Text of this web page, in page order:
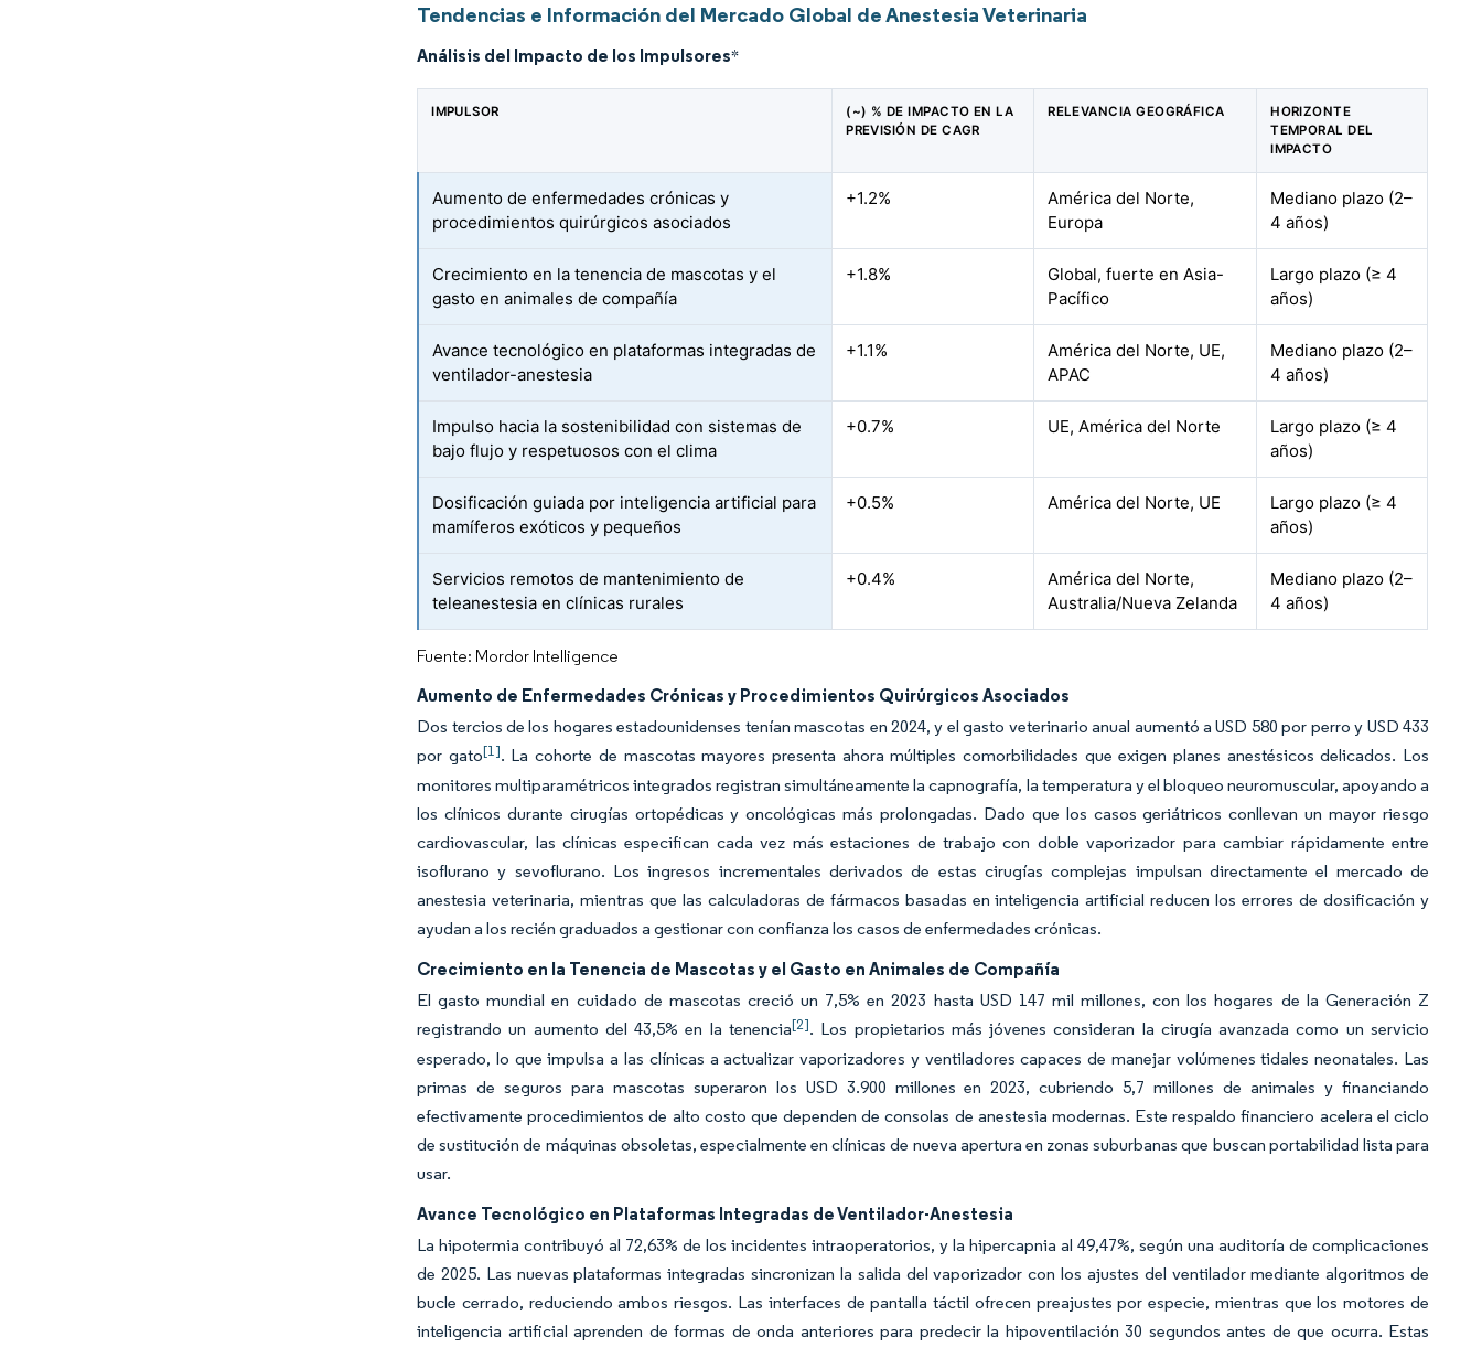
Tendencias e Información del Mercado Global de Anestesia Veterinaria
Análisis del Impacto de los Impulsores*
IMPULSOR
(~) % DE IMPACTO EN LA
PREVISIÓN DE CAGR
RELEVANCIA GEOGRÁFICA
HORIZONTE
TEMPORAL DEL
IMPACTO
Aumento de enfermedades crónicas y
procedimientos quirúrgicos asociados
+1.2%
América del Norte,
Europa
Mediano plazo (2–
4 años)
Crecimiento en la tenencia de mascotas y el
gasto en animales de compañía
+1.8%
Global, fuerte en Asia-
Pacífico
Largo plazo (≥ 4
años)
Avance tecnológico en plataformas integradas de
ventilador-anestesia
+1.1%
América del Norte, UE,
APAC
Mediano plazo (2–
4 años)
Impulso hacia la sostenibilidad con sistemas de
bajo flujo y respetuosos con el clima
+0.7% UE, América del Norte
Largo plazo (≥ 4
años)
Dosificación guiada por inteligencia artificial para
mamíferos exóticos y pequeños
+0.5% América del Norte, UE
Largo plazo (≥ 4
años)
Servicios remotos de mantenimiento de
teleanestesia en clínicas rurales
+0.4%
América del Norte,
Australia/Nueva Zelanda
Mediano plazo (2–
4 años)
Fuente: Mordor Intelligence
Aumento de Enfermedades Crónicas y Procedimientos Quirúrgicos Asociados
Dos tercios de los hogares estadounidenses tenían mascotas en 2024, y el gasto veterinario anual aumentó a USD 580 por perro y USD 433
por gato[1]. La cohorte de mascotas mayores presenta ahora múltiples comorbilidades que exigen planes anestésicos delicados. Los
monitores multiparamétricos integrados registran simultáneamente la capnografía, la temperatura y el bloqueo neuromuscular, apoyando a
los clínicos durante cirugías ortopédicas y oncológicas más prolongadas. Dado que los casos geriátricos conllevan un mayor riesgo
cardiovascular, las clínicas especifican cada vez más estaciones de trabajo con doble vaporizador para cambiar rápidamente entre
isoflurano y sevoflurano. Los ingresos incrementales derivados de estas cirugías complejas impulsan directamente el mercado de
anestesia veterinaria, mientras que las calculadoras de fármacos basadas en inteligencia artificial reducen los errores de dosificación y
ayudan a los recién graduados a gestionar con confianza los casos de enfermedades crónicas.
Crecimiento en la Tenencia de Mascotas y el Gasto en Animales de Compañía
El gasto mundial en cuidado de mascotas creció un 7,5% en 2023 hasta USD 147 mil millones, con los hogares de la Generación Z
registrando un aumento del 43,5% en la tenencia[2]. Los propietarios más jóvenes consideran la cirugía avanzada como un servicio
esperado, lo que impulsa a las clínicas a actualizar vaporizadores y ventiladores capaces de manejar volúmenes tidales neonatales. Las
primas de seguros para mascotas superaron los USD 3.900 millones en 2023, cubriendo 5,7 millones de animales y financiando
efectivamente procedimientos de alto costo que dependen de consolas de anestesia modernas. Este respaldo financiero acelera el ciclo
de sustitución de máquinas obsoletas, especialmente en clínicas de nueva apertura en zonas suburbanas que buscan portabilidad lista para
usar.
Avance Tecnológico en Plataformas Integradas de Ventilador-Anestesia
La hipotermia contribuyó al 72,63% de los incidentes intraoperatorios, y la hipercapnia al 49,47%, según una auditoría de complicaciones
de 2025. Las nuevas plataformas integradas sincronizan la salida del vaporizador con los ajustes del ventilador mediante algoritmos de
bucle cerrado, reduciendo ambos riesgos. Las interfaces de pantalla táctil ofrecen preajustes por especie, mientras que los motores de
inteligencia artificial aprenden de formas de onda anteriores para predecir la hipoventilación 30 segundos antes de que ocurra. Estas